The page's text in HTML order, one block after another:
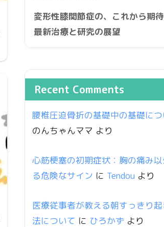
変形性膝関節症の、これから期
最新治療と研究の展望
Recent Comments
腰椎圧迫骨折の基礎中の基礎につ
のんちゃんママ より
心筋梗塞の初期症状：胸の痛み
る危険なサイン に Tendou より
医療従事者が教える朝すっきり
法について に ひろかず より